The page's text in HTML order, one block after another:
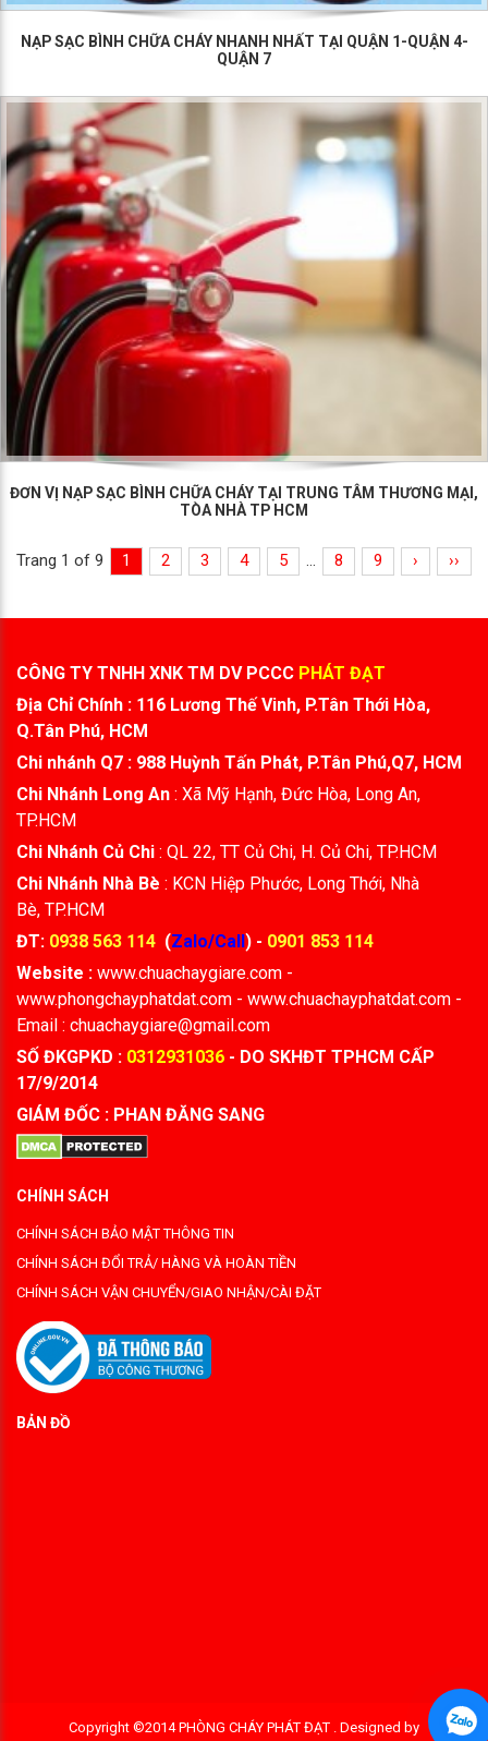
NẠP SẠC BÌNH CHỮA CHÁY NHANH NHẤT TẠI QUẬN 1-QUẬN 4-
QUẬN 7
ĐƠN VỊ NẠP SẠC BÌNH CHỮA CHÁY TẠI TRUNG TÂM THƯƠNG MẠI,
TÒA NHÀ TP HCM
Trang 1 of 9 1 2 3 4 5 ... 8 9 › ››
CÔNG TY TNHH XNK TM DV PCCC PHÁT ĐẠT
Địa Chỉ Chính : 116 Lương Thế Vinh, P.Tân Thới Hòa,
Q.Tân Phú, HCM
Chi nhánh Q7 : 988 Huỳnh Tấn Phát, P.Tân Phú,Q7, HCM
Chi Nhánh Long An : Xã Mỹ Hạnh, Đức Hòa, Long An,
TP.HCM
Chi Nhánh Củ Chi : QL 22, TT Củ Chi, H. Củ Chi, TP.HCM
Chi Nhánh Nhà Bè : KCN Hiệp Phước, Long Thới, Nhà
Bè, TP.HCM
ĐT: 0938 563 114 (Zalo/Call) - 0901 853 114
Website : www.chuachaygiare.com -
www.phongchayphatdat.com - www.chuachayphatdat.com -
Email : chuachaygiare@gmail.com
SỐ ĐKGPKD : 0312931036 - DO SKHĐT TPHCM CẤP
17/9/2014
GIÁM ĐỐC : PHAN ĐĂNG SANG
CHÍNH SÁCH
CHÍNH SÁCH BẢO MẬT THÔNG TIN
CHÍNH SÁCH ĐỔI TRẢ/ HÀNG VÀ HOÀN TIỀN
CHÍNH SÁCH VẬN CHUYỂN/GIAO NHẬN/CÀI ĐẶT
BẢN ĐỒ
Copyright ©2014 PHÒNG CHÁY PHÁT ĐẠT . Designed by